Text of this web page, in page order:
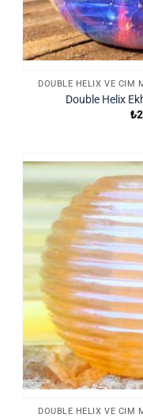
DOUBLE HELIX VE CIM
Double Helix
₺
DOUBLE HELIX VE CIM